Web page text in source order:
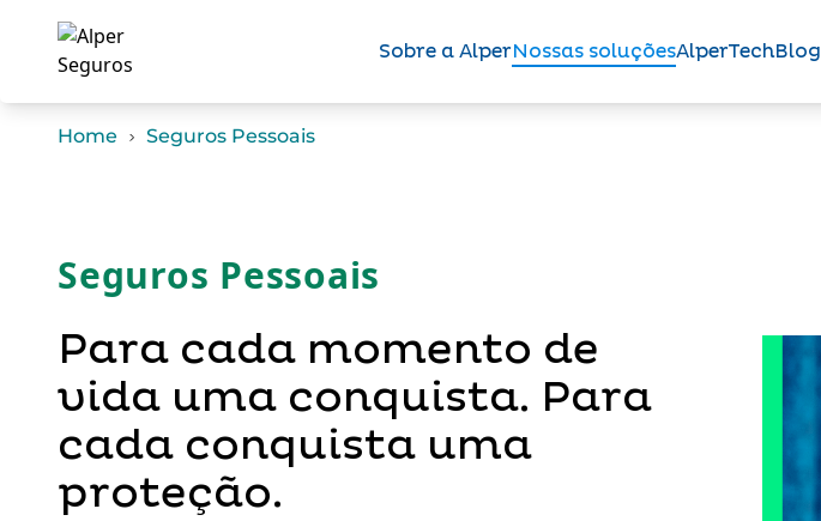
Sobre a AlperNossas soluçõesAlperTechBlog
Home Seguros Pessoais
Seguros Pessoais
Para cada momento de
vida uma conquista. Para
cada conquista uma
proteção.